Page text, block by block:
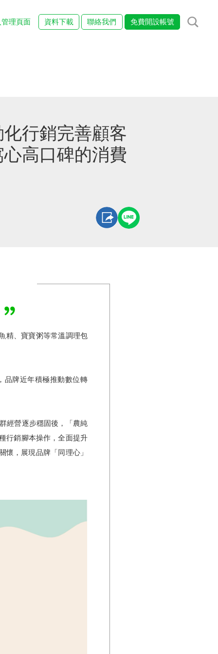
理頁面 資料下載 聯絡我們 免費開設帳號
行銷完善顧客
高口碑的消費
精、寶寶粥等常溫調理包
品牌近年積極推動數位轉
經營逐步穩固後，「農純
行銷腳本操作，全面提升
，展現品牌「同理心」